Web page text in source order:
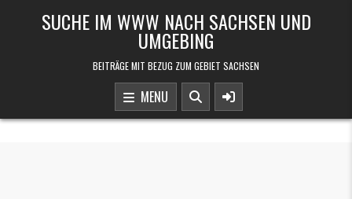
SUCHE IM WWW NACH SACHSEN UND
UMGEBING
BEITRÄGE MIT BEZUG ZUM GEBIET SACHSEN
MENU